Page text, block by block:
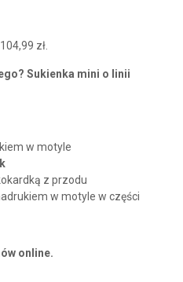
104,99 zł.
Sukienka mini o linii
w motyle
z przodu
w motyle w części
online.